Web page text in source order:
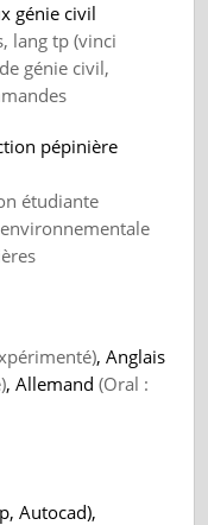
génie civil
lang tp (vinci
génie civil,
pépinière
étudiante
, Anglais
, Allemand(Oral :
Autocad),